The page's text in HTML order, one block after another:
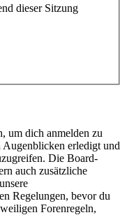
dieser Sitzung
um dich anmelden zu
erledigt und
Die Board-
auch zusätzliche
Regelungen, bevor du
Forenregeln,